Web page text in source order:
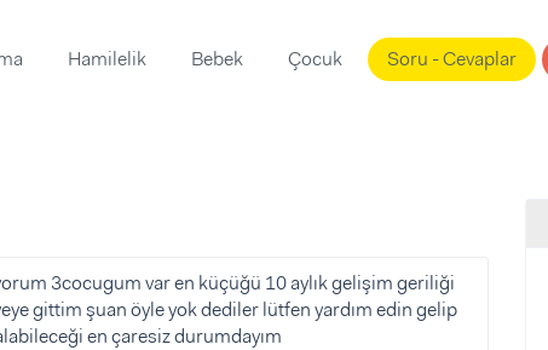
Hamilelik Bebek Çocuk Soru - Cevaplar
3cocugum var en küçüğü 10 aylık gelişim geriliği
gittim şuan öyle yok dediler lütfen yardım edin gelip
en çaresiz durumdayım